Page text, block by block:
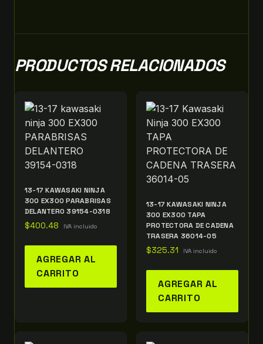
PRODUCTOS RELACIONADOS
13-17 KAWASAKI NINJA
300 EX300 PARABRISAS
DELANTERO 39154-0318
$400.48 IVA incluido
AGREGAR AL
CARRITO
13-17 KAWASAKI NINJA
300 EX300 TAPA
PROTECTORA DE CADENA
TRASERA 36014-05
$325.31 IVA incluido
AGREGAR AL
CARRITO